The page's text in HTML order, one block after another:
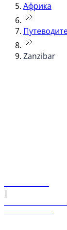
Африка
Zanzibar
|